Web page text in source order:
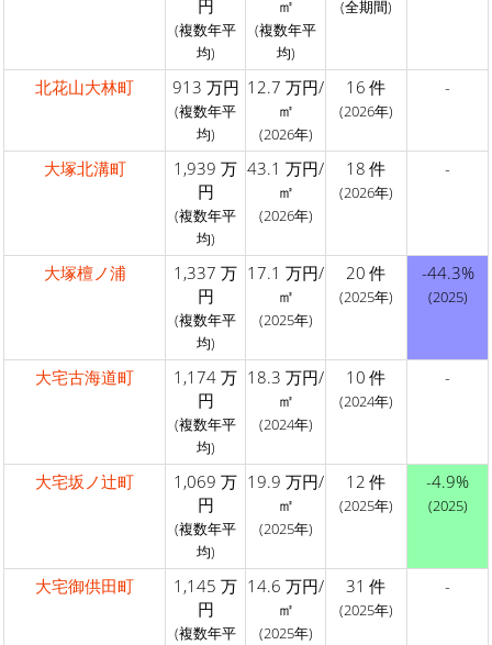
円
(複数年平
均)
㎡
(複数年平
均)
(全期間)
北花山大林町 913 万円
(複数年平
均)
12.7 万円/
㎡
(2026年)
16 件
(2026年)
-
大塚北溝町
1,939 万
円
(複数年平
均)
43.1 万円/
㎡
(2026年)
18 件
(2026年)
-
大塚檀ノ浦
1,337 万
円
(複数年平
均)
17.1 万円/
㎡
(2025年)
20 件
(2025年)
-44.3%
(2025)
大宅古海道町
1,174 万
円
(複数年平
均)
18.3 万円/
㎡
(2024年)
10 件
(2024年)
-
大宅坂ノ辻町
1,069 万
円
(複数年平
均)
19.9 万円/
㎡
(2025年)
12 件
(2025年)
-4.9%
(2025)
大宅御供田町
1,145 万
円
(複数年平
14.6 万円/
㎡
(2025年)
31 件
(2025年)
-